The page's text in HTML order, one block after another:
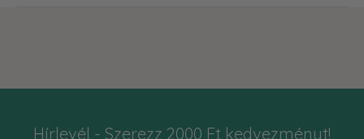
Hírlevél - Szerezz 2000 Ft kedvezményt!